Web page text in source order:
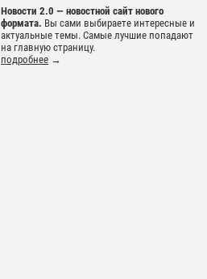
Новости 2.0 — новостной сайт нового
формата. Вы сами выбираете интересные и
актуальные темы. Самые лучшие попадают
на главную страницу.
подробнее →